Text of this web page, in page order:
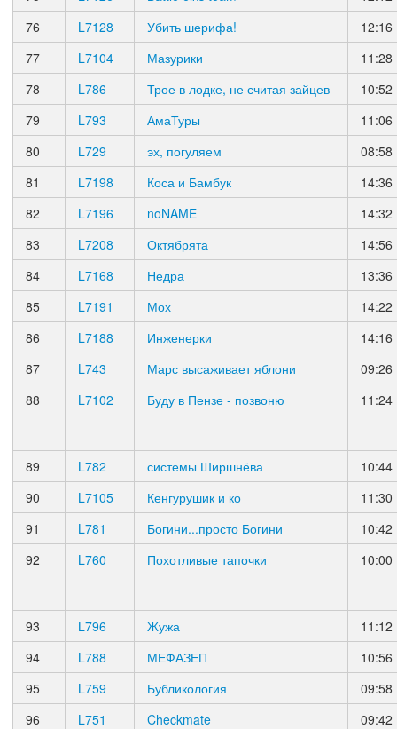
76
L7128 Убить шерифа!
12:16
77
L7104 Мазурики
11:28
78
L786 Трое в лодке, не считая зайцев
10:52
79
L793 АмаТуры
11:06
80
L729 эх, погуляем
08:58
81
L7198 Коса и Бамбук
14:36
82
L7196 noNAME
14:32
83
L7208 Октябрята
14:56
84
L7168 Недра
13:36
85
L7191 Мох
14:22
86
L7188 Инженерки
14:16
87
L743 Марс высаживает яблони
09:26
88
L7102 Буду в Пензе - позвоню 11:24
89 L782 системы Ширшнёва
10:44
90
L7105 Кенгурушик и ко
11:30
91
L781 Богини...просто Богини
10:42
92
L760 Похотливые тапочки 10:00
93 L796 Жужа
11:12
94
L788 МЕФАЗЕП
10:56
95
L759 Бубликология
09:58
96
L751 Checkmate
09:42